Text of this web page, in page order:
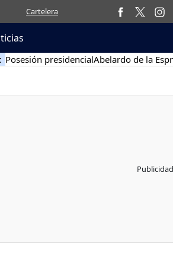
Cartelera
Posesión presidencialAbelardo de la